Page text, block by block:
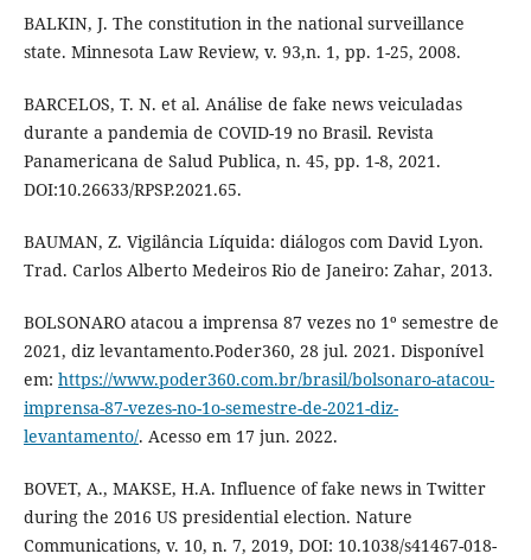
BALKIN, J. The constitution in the national surveillance
state. Minnesota Law Review, v. 93,n. 1, pp. 1-25, 2008.
BARCELOS, T. N. et al. Análise de fake news veiculadas
durante a pandemia de COVID-19 no Brasil. Revista
Panamericana de Salud Publica, n. 45, pp. 1-8, 2021.
DOI:10.26633/RPSP.2021.65.
BAUMAN, Z. Vigilância Líquida: diálogos com David Lyon.
Trad. Carlos Alberto Medeiros Rio de Janeiro: Zahar, 2013.
BOLSONARO atacou a imprensa 87 vezes no 1º semestre de
2021, diz levantamento.Poder360, 28 jul. 2021. Disponível
em: https://www.poder360.com.br/brasil/bolsonaro-atacou-
imprensa-87-vezes-no-1o-semestre-de-2021-diz-
levantamento/. Acesso em 17 jun. 2022.
BOVET, A., MAKSE, H.A. Influence of fake news in Twitter
during the 2016 US presidential election. Nature
Communications, v. 10, n. 7, 2019, DOI: 10.1038/s41467-018-